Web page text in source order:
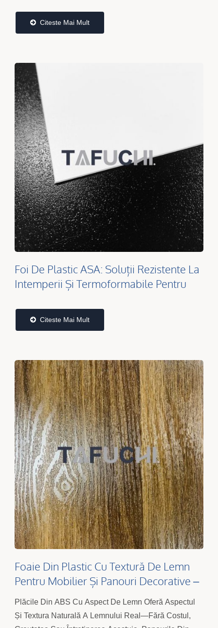
Citeste Mai Mult
Foi De Plastic ASA: Soluții Rezistente La
Intemperii Și Termoformabile Pentru
Citeste Mai Mult
Foaie Din Plastic Cu Textură De Lemn
Pentru Mobilier Și Panouri Decorative –
Foi Din ABS Termoformabile
Plăcile Din ABS Cu Aspect De Lemn Oferă Aspectul
Și Textura Naturală A Lemnului Real—Fără Costul,